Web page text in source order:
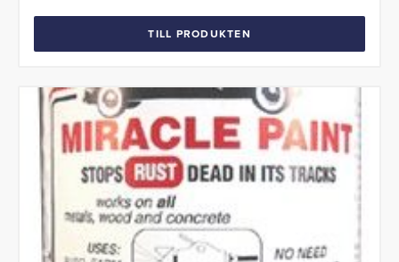
TILL PRODUKTEN